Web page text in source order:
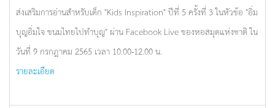
ส่งเสริมการอ่านสำหรับเด็ก "Kids Inspiration" ปีที่ 5 ครั้งที่ 3 ในหัวข้อ "อิ่ม
บุญอิ่มใจ ขนมไทยไปทำบุญ" ผ่าน Facebook Live ของหอสมุดแห่งชาติ ใน
วันที่ 9 กรกฎาคม 2565 เวลา 10.00-12.00 น.
รายละเอียด